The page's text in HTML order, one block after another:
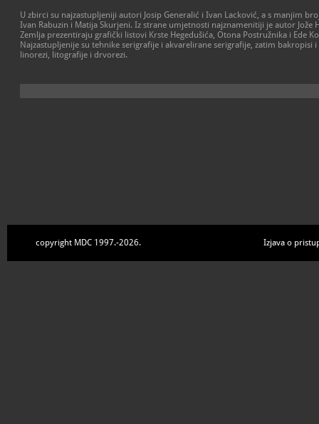
U zbirci su najzastupljeniji autori Josip Generalić i Ivan Lacković, a s manjim
Ivan Rabuzin i Matija Skurjeni. Iz strane umjetnosti najznamenitiji je autor Jože
Zemlja prezentiraju grafički listovi Krste Hegedušića, Otona Postružnika i Ede
Najzastupljenije su tehnike serigrafije i akvarelirane serigrafije, zatim bakropisi
linorezi, litografije i drvorezi.
copyright MDC 1997.-2026. Izjava o